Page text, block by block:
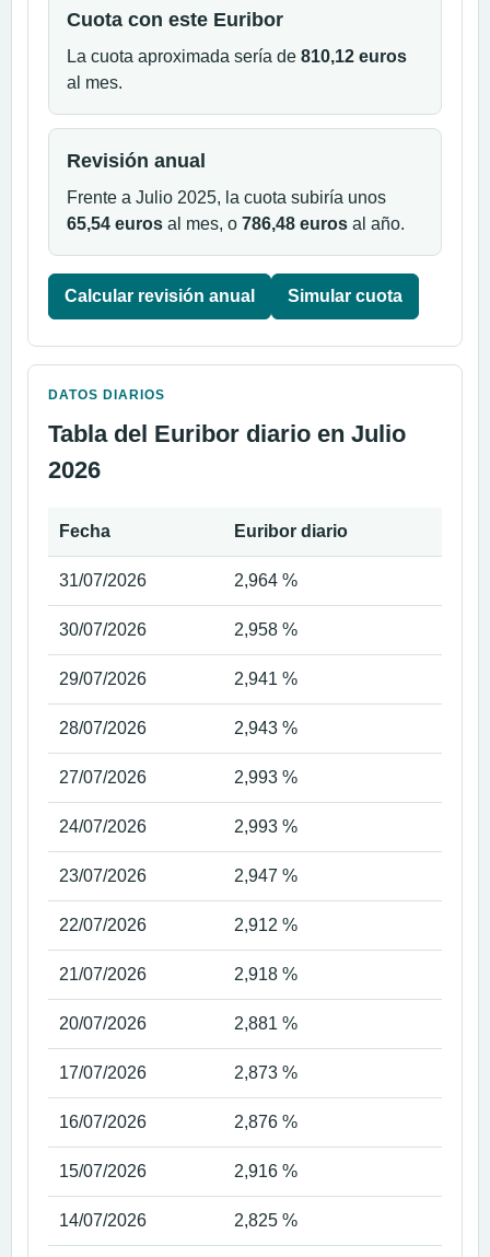
Cuota con este Euribor
La cuota aproximada sería de 810,12 euros
al mes.
Revisión anual
Frente a Julio 2025, la cuota subiría unos
65,54 euros al mes, o 786,48 euros al año.
Calcular revisión anual Simular cuota
DATOS DIARIOS
Tabla del Euribor diario en Julio
2026
Fecha Euribor diario
31/07/2026 2,964 %
30/07/2026 2,958 %
29/07/2026 2,941 %
28/07/2026 2,943 %
27/07/2026 2,993 %
24/07/2026 2,993 %
23/07/2026 2,947 %
22/07/2026 2,912 %
21/07/2026 2,918 %
20/07/2026 2,881 %
17/07/2026 2,873 %
16/07/2026 2,876 %
15/07/2026 2,916 %
14/07/2026 2,825 %